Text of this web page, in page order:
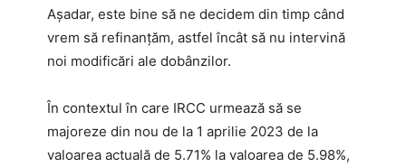
Așadar, este bine să ne decidem din timp când
vrem să refinanțăm, astfel încât să nu intervină
noi modificări ale dobânzilor.
În contextul în care IRCC urmează să se
majoreze din nou de la 1 aprilie 2023 de la
valoarea actuală de 5.71% la valoarea de 5.98%,